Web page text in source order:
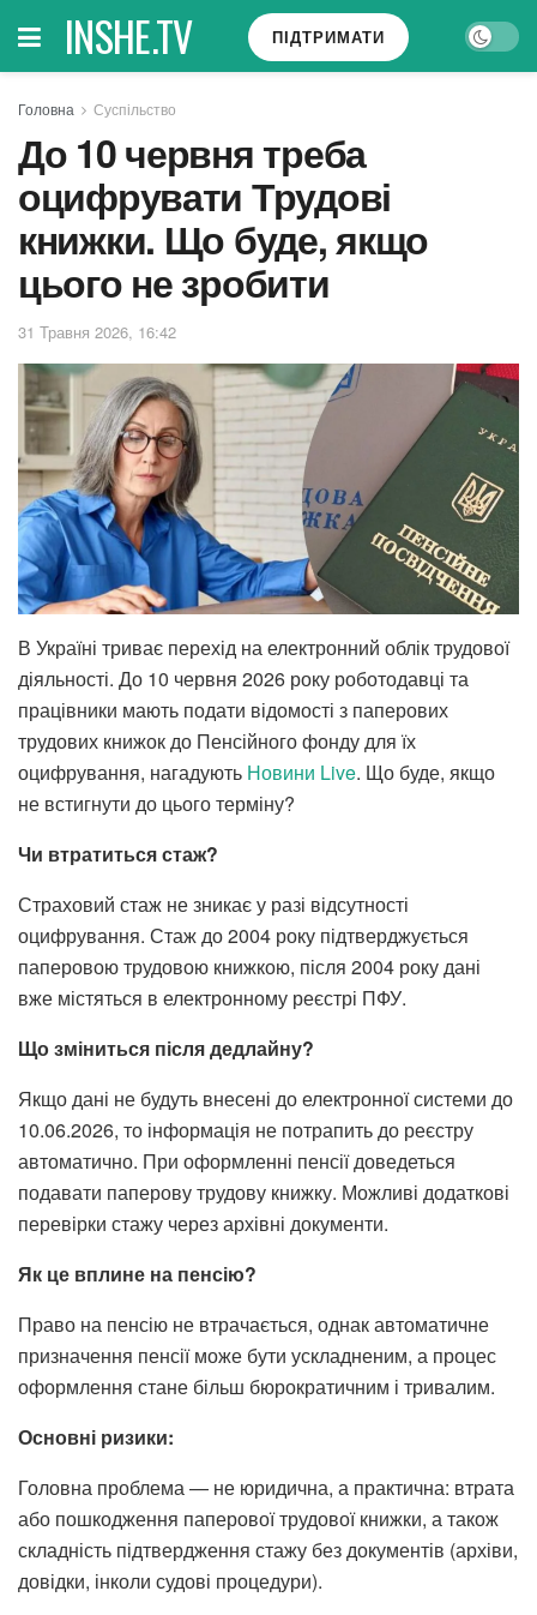
INSHE.TV ПІДТРИМАТИ
Головна Суспільство
До 10 червня треба
оцифрувати Трудові
книжки. Що буде, якщо
цього не зробити
31 Травня 2026, 16:42
В Україні триває перехід на електронний облік трудової
діяльності. До 10 червня 2026 року роботодавці та
працівники мають подати відомості з паперових
трудових книжок до Пенсійного фонду для їх
оцифрування, нагадують Новини Live. Що буде, якщо
не встигнути до цього терміну?
Чи втратиться стаж?
Страховий стаж не зникає у разі відсутності
оцифрування. Стаж до 2004 року підтверджується
паперовою трудовою книжкою, після 2004 року дані
вже містяться в електронному реєстрі ПФУ.
Що зміниться після дедлайну?
Якщо дані не будуть внесені до електронної системи до
10.06.2026, то інформація не потрапить до реєстру
автоматично. При оформленні пенсії доведеться
подавати паперову трудову книжку. Можливі додаткові
перевірки стажу через архівні документи.
Як це вплине на пенсію?
Право на пенсію не втрачається, однак автоматичне
призначення пенсії може бути ускладненим, а процес
оформлення стане більш бюрократичним і тривалим.
Основні ризики:
Головна проблема — не юридична, а практична: втрата
або пошкодження паперової трудової книжки, а також
складність підтвердження стажу без документів (архіви,
довідки, інколи судові процедури).